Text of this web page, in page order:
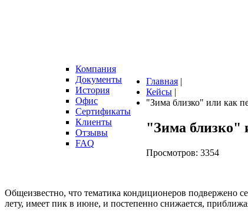
Компания
Документы
История
Офис
Сертификаты
Клиенты
Отзывы
FAQ
Главная |
Кейсы |
"Зима близко" или как
"Зима близко"
Просмотров: 3354
Общеизвестно, что тематика кондиционеров подвержено
лету, имеет пик в июне, и постепенно снижается,